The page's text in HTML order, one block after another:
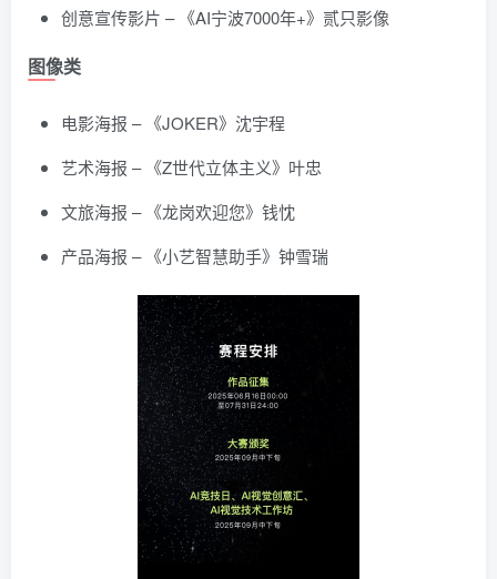
创意宣传影片 – 《AI宁波7000年+》贰只影像
图像类
电影海报 – 《JOKER》沈宇程
艺术海报 – 《Z世代立体主义》叶忠
文旅海报 – 《龙岗欢迎您》钱忱
产品海报 – 《小艺智慧助手》钟雪瑞